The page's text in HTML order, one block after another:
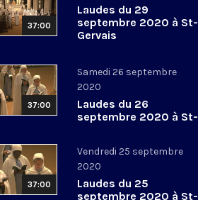
37:00
Laudes du 29
septembre 2020 à St-
Gervais
37:00
Samedi 26 septembre
2020
Laudes du 26
septembre 2020 à St-
37:00
Vendredi 25 septembre
2020
Laudes du 25
septembre 2020 à St-